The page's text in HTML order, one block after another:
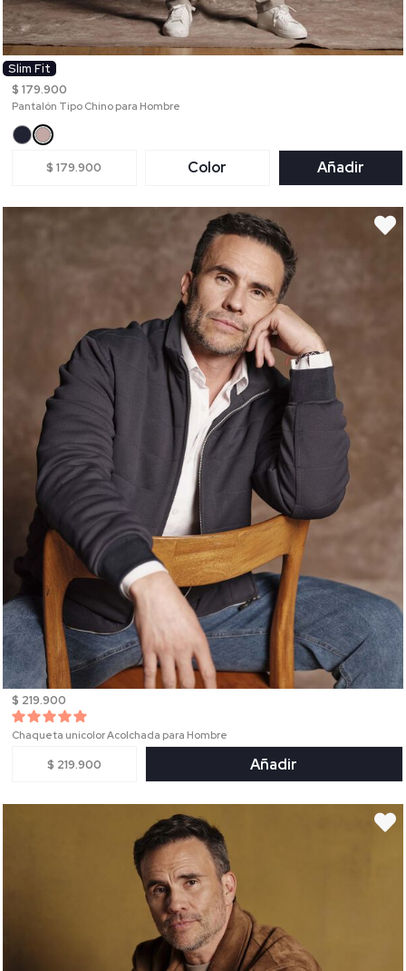
Slim Fit
$ 179.900
Pantalón Tipo Chino para Hombre
$ 179.900 Color Añadir
$ 219.900
Chaqueta unicolor Acolchada para Hombre
$ 219.900 Añadir